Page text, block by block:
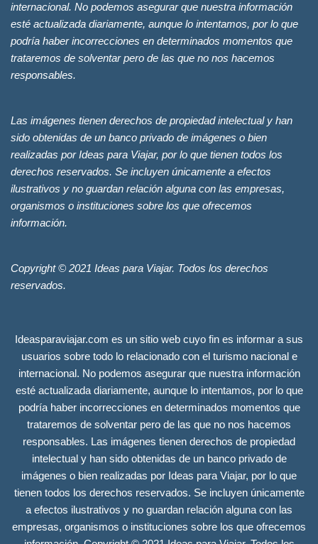
internacional. No podemos asegurar que nuestra información
esté actualizada diariamente, aunque lo intentamos, por lo que
podría haber incorrecciones en determinados momentos que
trataremos de solventar pero de las que no nos hacemos
responsables.
Las imágenes tienen derechos de propiedad intelectual y han
sido obtenidas de un banco privado de imágenes o bien
realizadas por Ideas para Viajar, por lo que tienen todos los
derechos reservados. Se incluyen únicamente a efectos
ilustrativos y no guardan relación alguna con las empresas,
organismos o instituciones sobre los que ofrecemos
información.
Copyright © 2021 Ideas para Viajar. Todos los derechos
reservados.
Ideasparaviajar.com es un sitio web cuyo fin es informar a sus
usuarios sobre todo lo relacionado con el turismo nacional e
internacional. No podemos asegurar que nuestra información
esté actualizada diariamente, aunque lo intentamos, por lo que
podría haber incorrecciones en determinados momentos que
trataremos de solventar pero de las que no nos hacemos
responsables. Las imágenes tienen derechos de propiedad
intelectual y han sido obtenidas de un banco privado de
imágenes o bien realizadas por Ideas para Viajar, por lo que
tienen todos los derechos reservados. Se incluyen únicamente
a efectos ilustrativos y no guardan relación alguna con las
empresas, organismos o instituciones sobre los que ofrecemos